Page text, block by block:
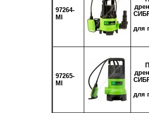
97264-
MI
для
97265-
MI
для